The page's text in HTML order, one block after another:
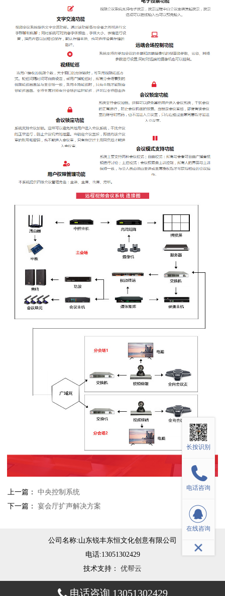
上一篇： 中央控制系统
下一篇： 宴会厅扩声解决方案
公司名称:山东锐丰东恒文化创意有限公司
电话:13051302429
技术支持：
优帮云
电话咨询 13051302429
长按识别
电话咨询
在线咨询